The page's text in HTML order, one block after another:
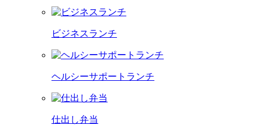
ビジネスランチ
ヘルシーサポートランチ
仕出し弁当